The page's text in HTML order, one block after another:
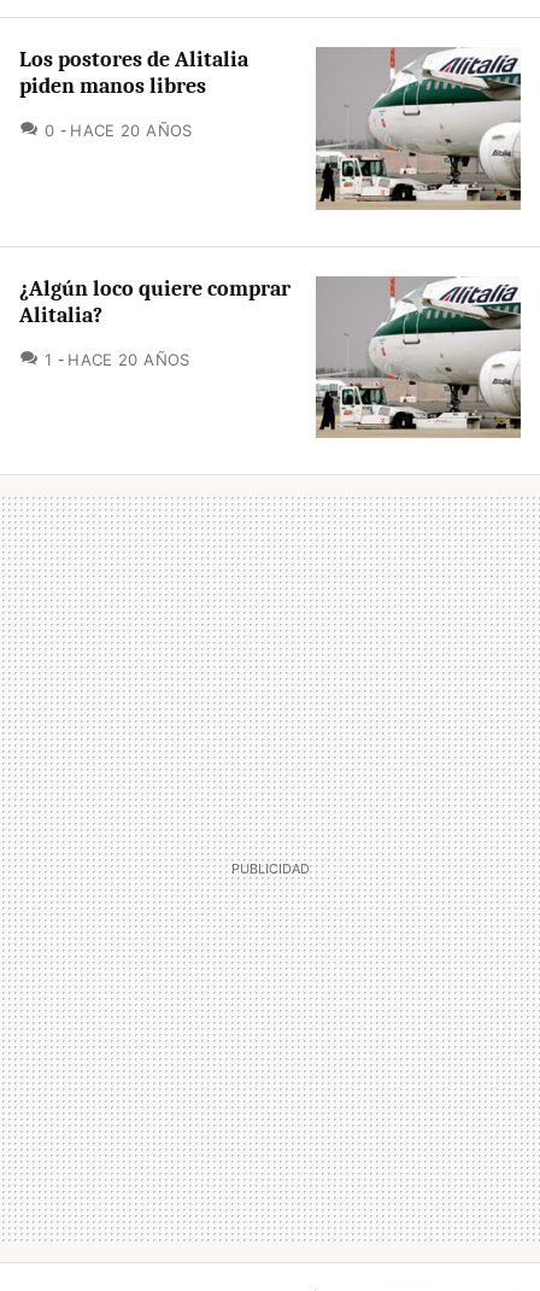
Los postores de Alitalia
piden manos libres
0 COMENTARIOS
HACE 20 AÑOS
¿Algún loco quiere comprar
Alitalia?
1 COMENTARIOS
HACE 20 AÑOS